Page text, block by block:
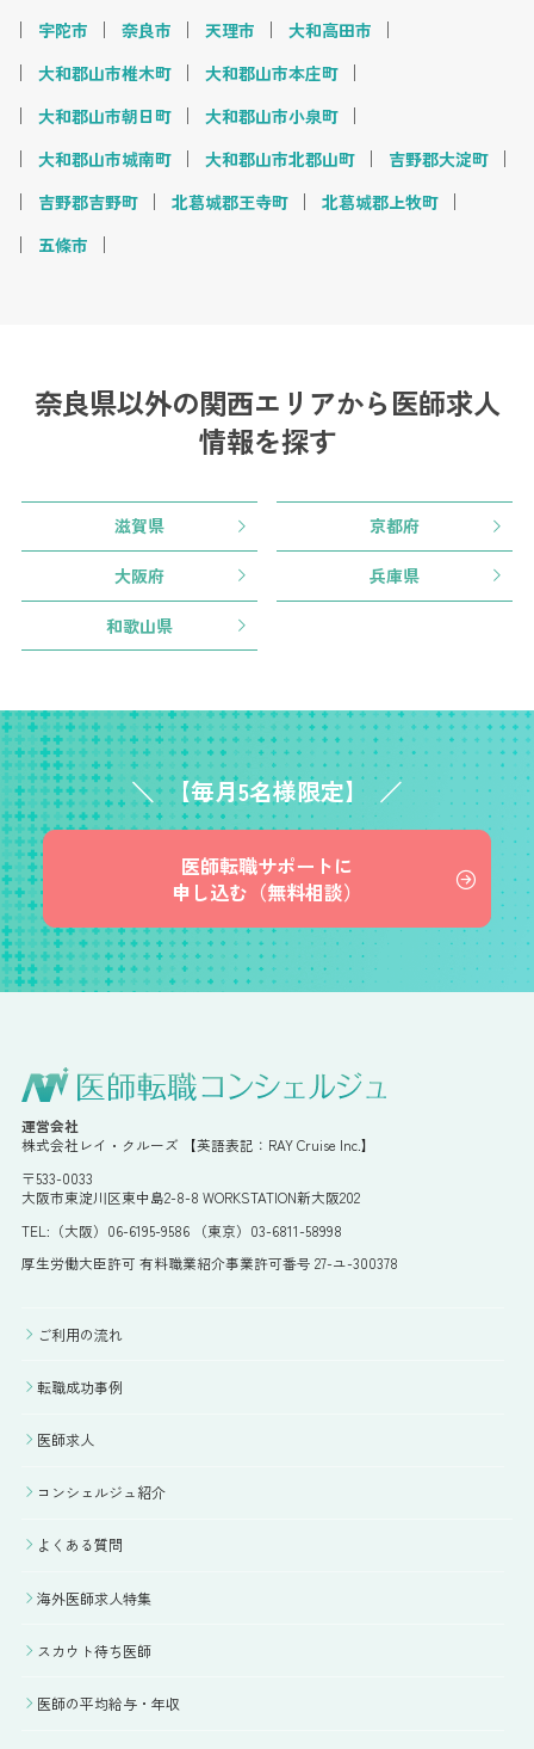
宇陀市
奈良市 天理市
大和高田市
大和郡山市椎木町
大和郡山市本庄町
大和郡山市朝日町
大和郡山市小泉町
大和郡山市城南町
大和郡山市北郡山町
吉野郡大淀町
吉野郡吉野町
北葛城郡王寺町
北葛城郡上牧町
五條市
奈良県以外の関西エリアから医師求人
情報を探す
滋賀県 京都府
大阪府 兵庫県
和歌山県
【毎月5名様限定】
医師転職サポートに
申し込む（無料相談）
運営会社
株式会社レイ・クルーズ 【英語表記：RAY Cruise Inc.】
〒533-0033
大阪市東淀川区東中島2-8-8 WORKSTATION新大阪202
TEL:（大阪）06-6195-9586 （東京）03-6811-58998
厚生労働大臣許可 有料職業紹介事業許可番号 27-ユ-300378
ご利用の流れ
転職成功事例
医師求人
コンシェルジュ紹介
よくある質問
海外医師求人特集
スカウト待ち医師
医師の平均給与・年収